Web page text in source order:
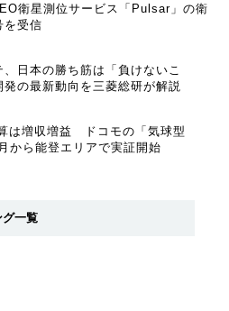
衛星測位サービス「Pulsar」の衛
を受信
日本の勝ち筋は「負けないこ
の最新動向を三菱総研が解説
は増収増益 ドコモの「気球型
から能登エリアで実証開始
グ一覧